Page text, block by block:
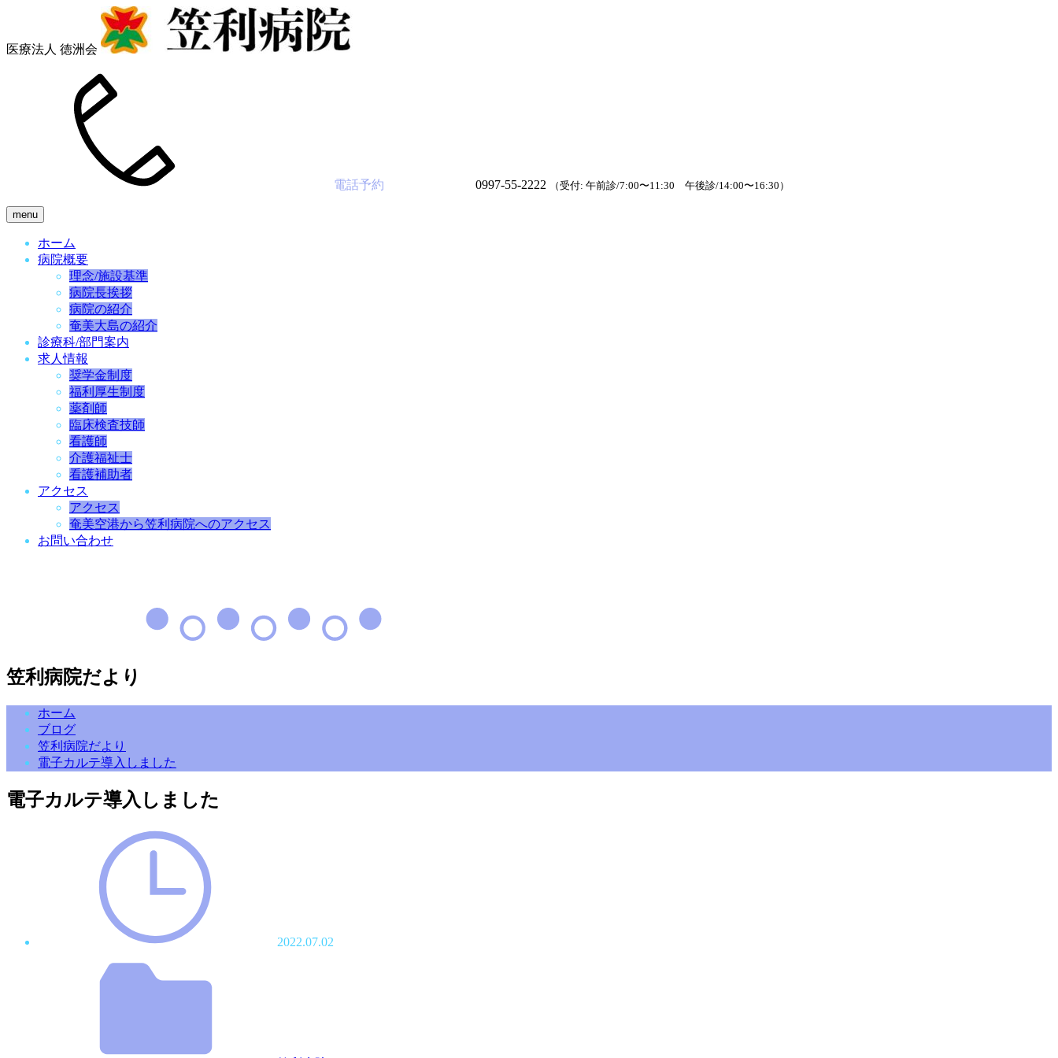
医療法人 徳洲会
電話予約 0997-55-2222 （受付: 午前診/7:00〜11:30 午後診/14:00〜16:30）
menu
ホーム
病院概要
理念/施設基準
病院長挨拶
病院の紹介
奄美大島の紹介
診療科/部門案内
求人情報
奨学金制度
福利厚生制度
薬剤師
臨床検査技師
看護師
介護福祉士
看護補助者
アクセス
アクセス
奄美空港から笠利病院へのアクセス
お問い合わせ
笠利病院だより
ホーム
ブログ
笠利病院だより
電子カルテ導入しました
電子カルテ導入しました
2022.07.02